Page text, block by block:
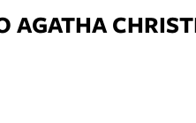
AGATHA